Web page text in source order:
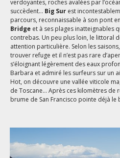
verdoyantes, roches avalées par
succèdent... Big Sur est
parcours, reconnaissable à son pont
Bridge et à ses plages inatteignables
contrebas. Un peu plus loin, le littoral
attention particulière. Selon les
trouver refuge et il n’est pas rare
s’éloignant légèrement des eaux
Barbara et admiré les surfeurs sur un
Hot, on découvre une vallée viticole
de Toscane… Après ces kilomètres de
brume de San Francisco pointe déjà le